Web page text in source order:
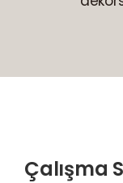
Çalışma